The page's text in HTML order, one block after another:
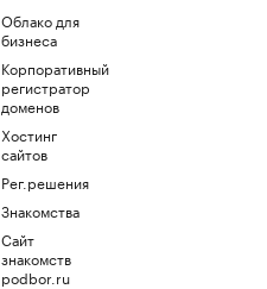
Облако для
бизнеса
Корпоративный
регистратор
доменов
Хостинг
сайтов
Рег.решения
Знакомства
Сайт
знакомств
podbor.ru